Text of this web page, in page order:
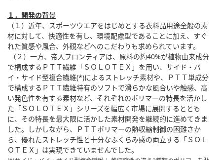
１．開発の背景
（１）近年、スポーツウエアをはじめとする衣料品用途全般の素
材に対して、快適性を有し、環境配慮型であることに加え、すぐ
れた質感や風合、外観などへのこだわりも求められています。
（２）一方、帝人フロンティアは、原料の約40%が植物由来成分
で構成するＰＴＴ繊維「ＳＯＬＯＴＥＸ」を用い、サイド・バ
イ・サイド型複合繊維(*)によるストレッチ素材や、ＰＴＴ単成分
で構成するＰＴＴ繊維特有のソフトで滑らかな風合いや触感、高
い発色性を有する素材など、それぞれのポリマーの特長を活かし
た「ＳＯＬＯＴＥＸ」シリーズを幅広く市場に展開するととも
に、その特長を最大限に活かした素材開発を継続的に進めてきま
した。しかしながら、ＰＴＴポリマーの熱収縮制御の困難さか
ら、優れたストレッチ性と十分なふくらみ感の両立する「ＳＯＬ
ＯＴＥＸ」は実現できていませんでした。